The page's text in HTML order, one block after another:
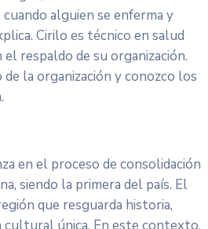
alguien se enferma y
Cirilo es técnico en salud
respaldo de su organización.
la organización y conozco los
en el proceso de consolidación
siendo la primera del país. El
que resguarda historia,